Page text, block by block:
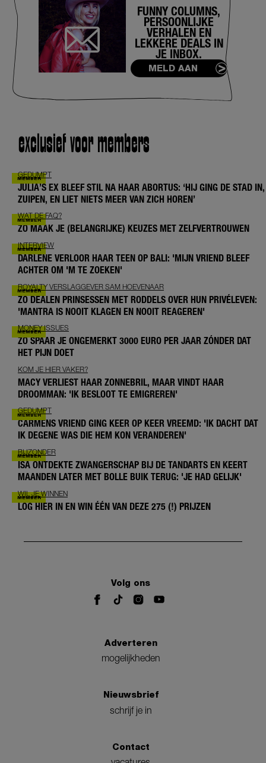
FUNNY COLUMNS,
PERSOONLIJKE
VERHALEN EN
LEKKERE DEALS IN
JE INBOX.
MELD AAN
exclusief voor members
GEDUMPT
JULIA’S EX BLEEF STIL NA HAAR ABORTUS: ‘HIJ GING DE STAD IN,
ZUIPEN, EN LIET NIETS MEER VAN ZICH HOREN’
WAT DE FAQ?
ZO MAAK JE (BELANGRIJKE) KEUZES MET ZELFVERTROUWEN
INTERVIEW
DARLENE VERLOOR HAAR TEEN OP BALI: 'MIJN VRIEND BLEEF
ACHTER OM 'M TE ZOEKEN'
ROYALTY VERSLAGGEVER SAM HOEVENAAR
ZO DEALEN PRINSESSEN MET RODDELS OVER HUN PRIVÉLEVEN:
'MANTRA IS NOOIT KLAGEN EN NOOIT REAGEREN'
MONEY ISSUES
ZO SPAAR JE ONGEMERKT 3000 EURO PER JAAR ZÓNDER DAT
HET PIJN DOET
KOM JE HIER VAKER?
MACY VERLIEST HAAR ZONNEBRIL, MAAR VINDT HAAR
DROOMMAN: 'IK BESLOOT TE EMIGREREN'
GEDUMPT
CARMENS VRIEND GING KEER OP KEER VREEMD: 'IK DACHT DAT
IK DEGENE WAS DIE HEM KON VERANDEREN'
BIJZONDER
ISA ONTDEKTE ZWANGERSCHAP BIJ DE TANDARTS EN KEERT
MAANDEN LATER MET BOLLE BUIK TERUG: 'JE HAD GELIJK'
WIL JE WINNEN
LOG HIER IN EN WIN ÉÉN VAN DEZE 275 (!) PRIJZEN
Volg ons
Adverteren
mogelijkheden
Nieuwsbrief
schrijf je in
Contact